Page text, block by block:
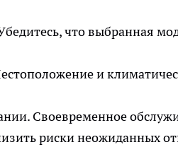
что выбранная
и
Своевременное
риски неожиданных